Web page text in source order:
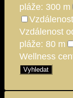
pláže: 300 m
Vzdálenost
pláže: 80 m
Wellness
Vyhledat